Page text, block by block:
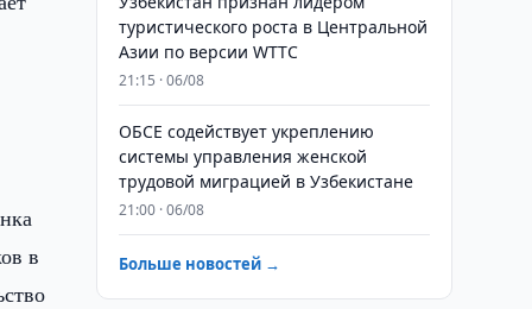
в
туристического роста в Центральной
Азии по версии WTTC
21:15 · 06/08
ОБСЕ содействует укреплению
системы управления женской
трудовой миграцией в Узбекистане
21:00 · 06/08
Больше новостей →